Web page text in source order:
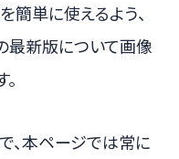
簡単に使えるよう、
の最新版について画像
、本ページでは常に